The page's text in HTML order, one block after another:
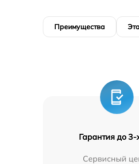
Преимущества
Гарантия до 3-
Сервисный